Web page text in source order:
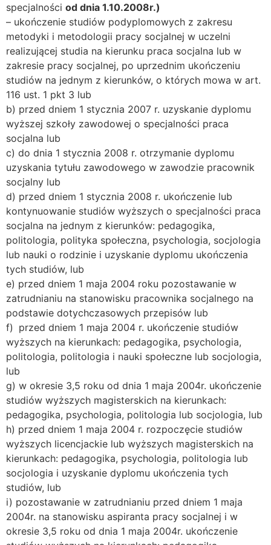
specjalności od dnia 1.10.2008r.)
– ukończenie studiów podyplomowych z zakresu
metodyki i metodologii pracy socjalnej w uczelni
realizującej studia na kierunku praca socjalna lub w
zakresie pracy socjalnej, po uprzednim ukończeniu
studiów na jednym z kierunków, o których mowa w art.
116 ust. 1 pkt 3 lub
b) przed dniem 1 stycznia 2007 r. uzyskanie dyplomu
wyższej szkoły zawodowej o specjalności praca
socjalna lub
c) do dnia 1 stycznia 2008 r. otrzymanie dyplomu
uzyskania tytułu zawodowego w zawodzie pracownik
socjalny lub
d) przed dniem 1 stycznia 2008 r. ukończenie lub
kontynuowanie studiów wyższych o specjalności praca
socjalna na jednym z kierunków: pedagogika,
politologia, polityka społeczna, psychologia, socjologia
lub nauki o rodzinie i uzyskanie dyplomu ukończenia
tych studiów, lub
e) przed dniem 1 maja 2004 roku pozostawanie w
zatrudnianiu na stanowisku pracownika socjalnego na
podstawie dotychczasowych przepisów lub
f) przed dniem 1 maja 2004 r. ukończenie studiów
wyższych na kierunkach: pedagogika, psychologia,
politologia, politologia i nauki społeczne lub socjologia,
lub
g) w okresie 3,5 roku od dnia 1 maja 2004r. ukończenie
studiów wyższych magisterskich na kierunkach:
pedagogika, psychologia, politologia lub socjologia, lub
h) przed dniem 1 maja 2004 r. rozpoczęcie studiów
wyższych licencjackie lub wyższych magisterskich na
kierunkach: pedagogika, psychologia, politologia lub
socjologia i uzyskanie dyplomu ukończenia tych
studiów, lub
i) pozostawanie w zatrudnianiu przed dniem 1 maja
2004r. na stanowisku aspiranta pracy socjalnej i w
okresie 3,5 roku od dnia 1 maja 2004r. ukończenie